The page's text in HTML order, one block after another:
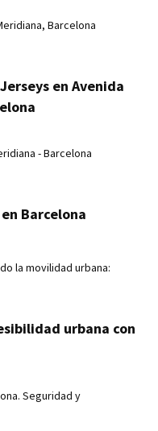
Barcelona
en Avenida
- Barcelona
Barcelona
la movilidad urbana:
urbana con
Seguridad y